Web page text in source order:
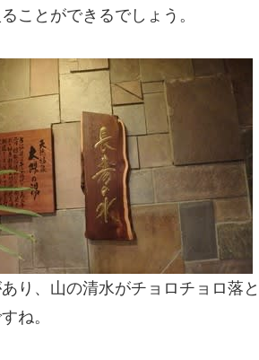
ことができるでしょう。
り、山の清水がチョロチョロ落と
ね。